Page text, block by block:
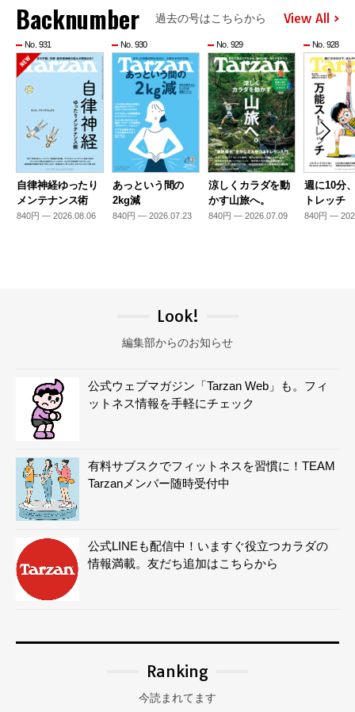
Backnumber 過去の号はこちらから View All
No. 931
自律神経ゆったり
メンテナンス術
840円 — 2026.08.06
No. 930
あっという間の
2kg減
840円 — 2026.07.23
No. 929
涼しくカラダを動
かす山旅へ。
840円 — 2026.07.09
No. 928
週に10分
トレッチ
840円 —
Look!
編集部からのお知らせ
公式ウェブマガジン「Tarzan Web」も。フィ
ットネス情報を手軽にチェック
有料サブスクでフィットネスを習慣に！TEAM
Tarzanメンバー随時受付中
公式LINEも配信中！いますぐ役立つカラダの
情報満載。友だち追加はこちらから
Ranking
今読まれてます